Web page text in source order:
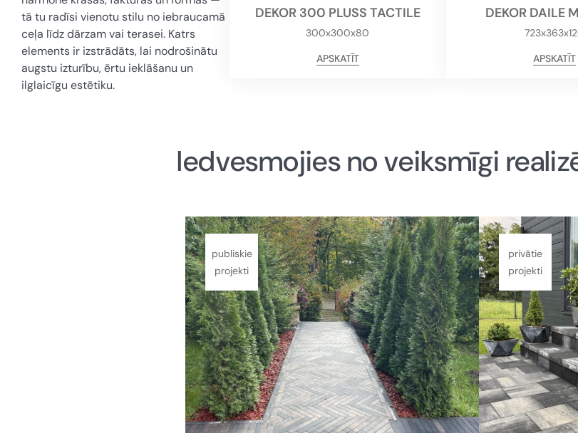
tā tu radīsi vienotu stilu no iebraucamā
ceļa līdz dārzam vai terasei. Katrs
elements ir izstrādāts, lai nodrošinātu
augstu izturību, ērtu ieklāšanu un
ilglaicīgu estētiku.
DEKOR 300 PLUSS TACTILE
300x300x80
APSKATĪT
DEKOR DAILE
APSKATĪT
Iedvesmojies no veiksmīgi
publiskie
projekti
privātie
projekti